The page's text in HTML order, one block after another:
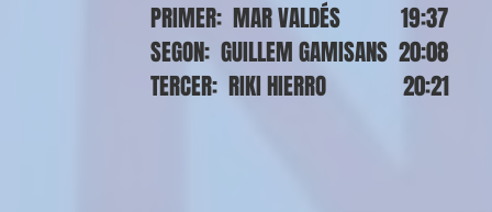
PRIMER: MAR VALDÉS 19:37
SEGON: GUILLEM GAMISANS 20:08
TERCER: RIKI HIERRO 20:21